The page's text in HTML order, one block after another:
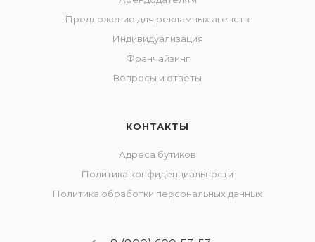
Предложение для рекламных агенств
Индивидуализация
Франчайзинг
Вопросы и ответы
КОНТАКТЫ
Адреса бутиков
Политика конфиденциальности
Политика обработки персональных данных